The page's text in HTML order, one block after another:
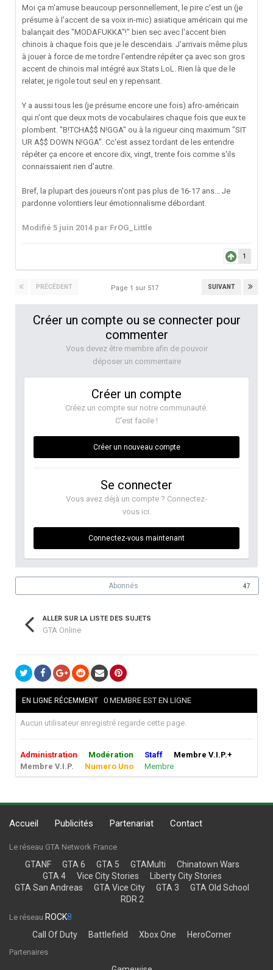
Moi ça m'amuse beaucoup personnellement, le pire c'est un (je
présume à l'accent de sa voix in-mic) asiatique américain qui me
balançait des "MODAFUKKA''!" bien sec avec l'accent bien
chinois à chaque fois que je le descendais. J'arrivais même plus
à jouer à force de me tordre l'entendre répéter ça avec son gros
accent de chinois mal intégré aux Stats LoL. Rien là que de le
relater, je rigole tout seul en y repensant.
Y a aussi tous les (je présume encore une fois) afro-américain
qui n'ont que deux mots de vocabulaires chaque fois que eux te
plombent. "B!TCHA$$ N!GGA" ou à la rigueur cinq maximum "SIT
UR A$$ DOWN N!GGA". Cc'est assez tordant de les entendre
répéter ça encore et encore dix, vingt, trente fois comme s'ils
connaissaient rien d'autre.
Bref, la plupart des joueurs n'ont pas plus de 16-17 ans... Je
pardonne volontiers leur émotionnalisme débordant.
Modifié 5 juin 2014 par FrOG_Little
1
PRÉCÉDENT SUIVANT
Page 1 sur 517
Créer un compte ou se connecter pour
commenter
Vous devez être membre afin de pouvoir
déposer un commentaire
Créer un compte
Créez un compte sur notre communauté.
C’est facile !
Créer un nouveau compte
Se connecter
Vous avez déjà un compte ? Connectez-
vous ici.
Connectez-vous maintenant
Abonnés 47
ALLER SUR LA LISTE DES SUJETS
GTA Online
EN LIGNE RÉCEMMENT 0 MEMBRE EST EN LIGNE
Aucun utilisateur enregistré regarde cette page.
Administration Modération Staff
Membre V.I.P.+
Membre V.I.P.
Numero Uno Membre
Accueil Publicités Partenariat Contact
Le réseau GTA Network France
GTANF GTA 6 GTA 5 GTAMulti
Chinatown Wars
GTA 4
Vice City Stories
Liberty City Stories
GTA San Andreas
GTA Vice City GTA 3
GTA Old School
RDR 2
Le réseau ROCK8
Call Of Duty
Battlefield Xbox One HeroCorner
Partenaires